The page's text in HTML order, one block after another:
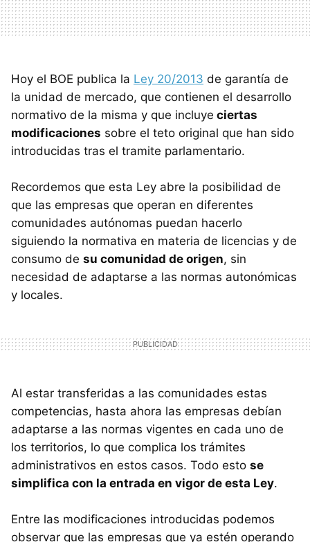
Hoy el BOE publica la Ley 20/2013 de garantía de
la unidad de mercado, que contienen el desarrollo
normativo de la misma y que incluye ciertas
modificaciones sobre el teto original que han sido
introducidas tras el tramite parlamentario.
Recordemos que esta Ley abre la posibilidad de
que las empresas que operan en diferentes
comunidades autónomas puedan hacerlo
siguiendo la normativa en materia de licencias y de
consumo de su comunidad de origen, sin
necesidad de adaptarse a las normas autonómicas
y locales.
Al estar transferidas a las comunidades estas
competencias, hasta ahora las empresas debían
adaptarse a las normas vigentes en cada uno de
los territorios, lo que complica los trámites
administrativos en estos casos. Todo esto se
simplifica con la entrada en vigor de esta Ley.
Entre las modificaciones introducidas podemos
observar que las empresas que ya estén operando